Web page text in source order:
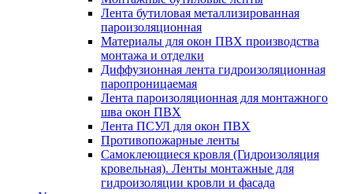
Лента бутиловая металлизированная
пароизоляционная
Материалы для окон ПВХ производства
монтажа и отделки
Диффузионная лента гидроизоляционная
паропроницаемая
Лента пароизоляционная для монтажного
шва окон ПВХ
Лента ПСУЛ для окон ПВХ
Противопожарные ленты
Самоклеющиеся кровля (Гидроизоляция
кровельная). Ленты монтажные для
гидроизоляции кровли и фасада